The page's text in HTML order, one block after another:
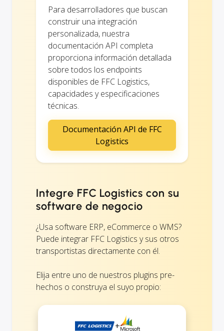
Para desarrolladores que buscan
construir una integración
personalizada, nuestra
documentación API completa
proporciona información detallada
sobre todos los endpoints
disponibles de FFC Logistics,
capacidades y especificaciones
técnicas.
Documentación API de FFC
Logistics
Integre FFC Logistics con su
software de negocio
¿Usa software ERP, eCommerce o WMS?
Puede integrar FFC Logistics y sus otros
transportistas directamente con él.
Elija entre uno de nuestros plugins pre-
hechos o construya el suyo propio:
+